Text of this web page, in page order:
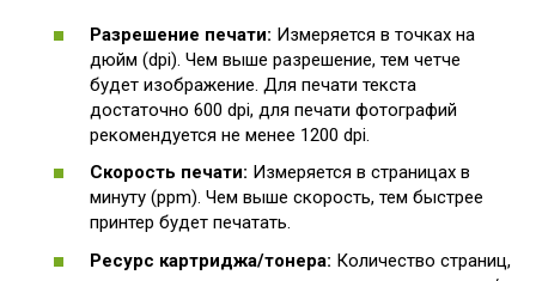
Разрешение печати: Измеряется в точках на
дюйм (dpi). Чем выше разрешение, тем четче
будет изображение. Для печати текста
достаточно 600 dpi, для печати фотографий
рекомендуется не менее 1200 dpi.
Скорость печати: Измеряется в страницах в
минуту (ppm). Чем выше скорость, тем быстрее
принтер будет печатать.
Ресурс картриджа/тонера: Количество страниц,